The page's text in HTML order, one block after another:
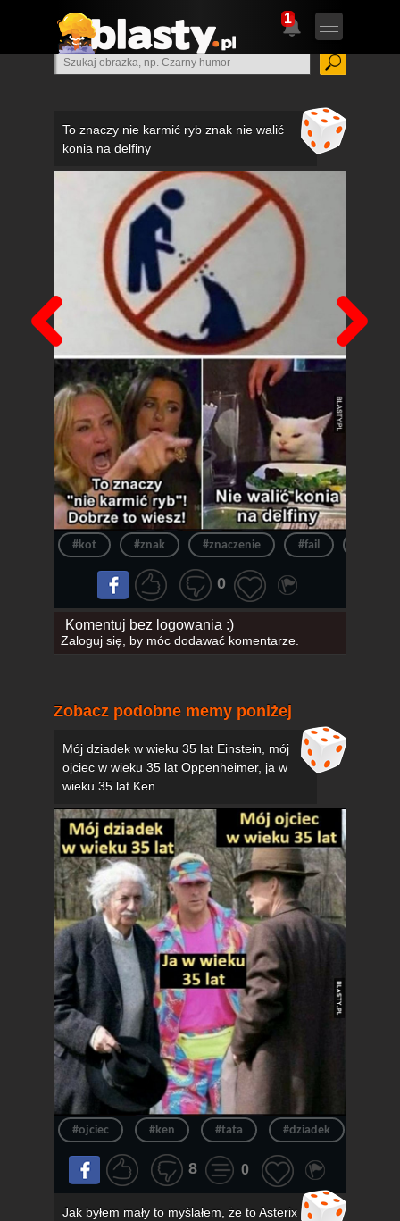
1
To znaczy nie karmić ryb znak nie walić
konia na delfiny
Poprzedni
#kot #znak #znaczenie #fail
0
Komentuj bez logowania :)
Zaloguj się, by móc dodawać komentarze.
Zobacz podobne memy poniżej
Mój dziadek w wieku 35 lat Einstein, mój
ojciec w wieku 35 lat Oppenheimer, ja w
wieku 35 lat Ken
#ojciec #ken #tata #dziadek
8 0
Jak byłem mały to myślałem, że to Asterix